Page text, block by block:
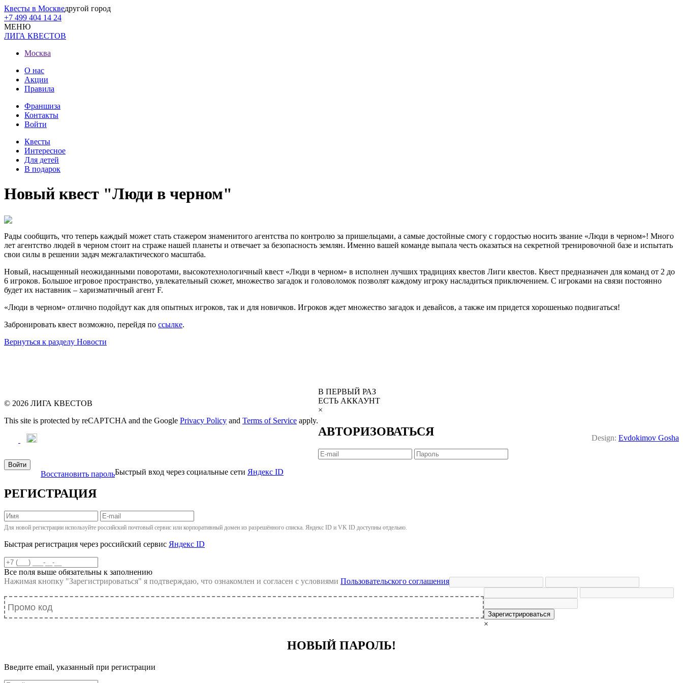
Квесты в Москведругой город
+7 499 404 14 24
МЕНЮ
ЛИГА КВЕСТОВ
Москва
О нас
Акции
Правила
Франшиза
Контакты
Войти
Квесты
Интересное
Для детей
В подарок
Новый квест "Люди в черном"
Рады сообщить, что теперь каждый может стать стажером знаменитого агентства по контролю за пришельцами, а самые достойные смогу с гордостью носить звание «Люди в черном»! Много
лет агентство людей в черном стоит на страже нашей планеты и отвечает за безопасность землян. Именно вашей команде выпала честь оказаться на секретной тренировочной базе и испытать
свои силы в решении задач межгалактического масштаба.
Новый, насыщенный неожиданными поворотами, высокотехнологичный квест «Люди в черном» в исполнен лучших традициях квестов Лиги квестов. Квест предназначен для команд от 2 до
6 игроков. Большое игровое пространство, увлекательный сюжет, множество загадок и головоломок позволят каждому игроку насладиться приключением. С игроками на связи постоянно
будет их наставник – харизматичный агент F.
«Люди в черном» отлично подойдут как для опытных игроков, так и для новичков. Игроков ждет множество загадок и девайсов, а также им придется хорошенько подвигаться!
Забронировать квест возможно, перейдя по ссылке.
Вернуться к разделу Новости
© 2026 ЛИГА КВЕСТОВ
This site is protected by reCAPTCHA and the Google Privacy Policy and Terms of Service apply.
Design: Evdokimov Gosha
В ПЕРВЫЙ РАЗ
ЕСТЬ АККАУНТ
×
АВТОРИЗОВАТЬСЯ
Войти
Восстановить парольБыстрый вход через социальные сети Яндекс ID
РЕГИСТРАЦИЯ
Для новой регистрации используйте российский почтовый сервис или корпоративный домен из разрешённого списка. Яндекс ID и VK ID доступны отдельно.
Быстрая регистрация через российский сервис Яндекс ID
Все поля выше обязательны к заполнению
Нажимая кнопку "Зарегистрироваться" я подтверждаю, что ознакомлен и согласен с условиями Пользовательского соглашения
Зарегистрироваться
×
НОВЫЙ ПАРОЛЬ!
Введите email, указанный при регистрации